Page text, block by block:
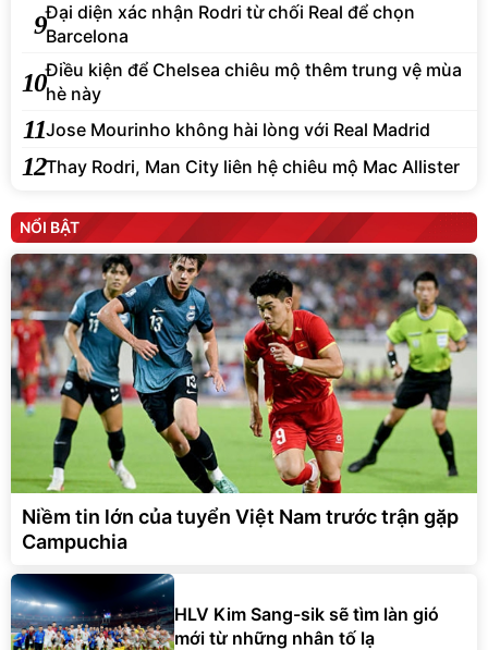
9Đại diện xác nhận Rodri từ chối Real để chọn
Barcelona
10Điều kiện để Chelsea chiêu mộ thêm trung vệ mùa
hè này
11Jose Mourinho không hài lòng với Real Madrid
12Thay Rodri, Man City liên hệ chiêu mộ Mac Allister
NỔI BẬT
Niềm tin lớn của tuyển Việt Nam trước trận gặp
Campuchia
HLV Kim Sang-sik sẽ tìm làn gió
mới từ những nhân tố lạ